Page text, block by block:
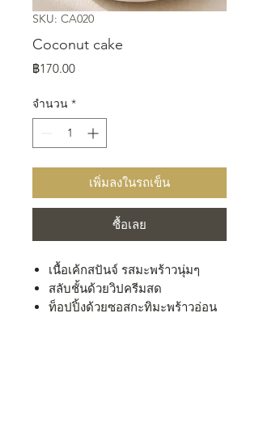
SKU: CA020
Coconut cake
฿170.00ราคา
จำนวน *
เพิ่มลงในรถเข็น
ซื้อเลย
เนื้อเค้กสปันจ์ รสมะพร้าวนุ่มๆ
สลับชั้นด้วยวิปครีมสด
ท็อปปิ้งด้วยซอสกะทิมะพร้าวอ่อน